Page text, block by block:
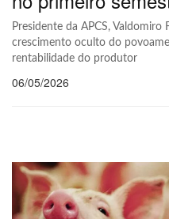
Presidente da APCS,
crescimento oculto do
rentabilidade do produtor
06/05/2026